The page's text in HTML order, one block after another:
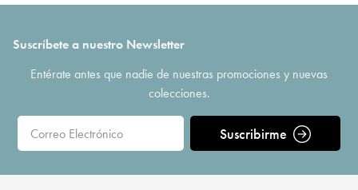
Suscríbete a nuestro Newsletter
Entérate antes que nadie de nuestras promociones y nuevas
colecciones.
Suscribirme